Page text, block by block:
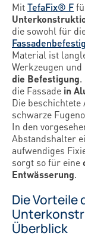
MitTefaFix® F
die sowohl für
Material ist
Werkzeugen
die Befestigung.
die Fassade in
Die
schwarze
In den
Abstandshalter
aufwendiges
sorgt so für eine
Entwässerung.
Die Vorteile
Überblick